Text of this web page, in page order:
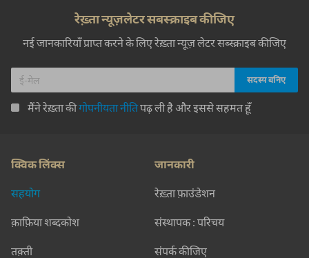
रेख़्ता न्यूज़लेटर सबस्क्राइब कीजिए
नई जानकारियाँ प्राप्त करने के लिए रेख़्ता न्यूज़ लेटर सब्स्क्राइब कीजिए
मैंने रेख़्ता कीगोपनीयता नीतिपढ़ ली है और इससे सहमत हूँ
क्विक लिंक्स
सहयोग
क़ाफ़िया शब्दकोश
तक़्ती
जानकारी
रेख़्ता फ़ाउंडेशन
संस्थापक : परिचय
संपर्क कीजिए